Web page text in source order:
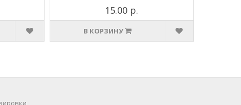
15.00 р.
В КОРЗИНУ